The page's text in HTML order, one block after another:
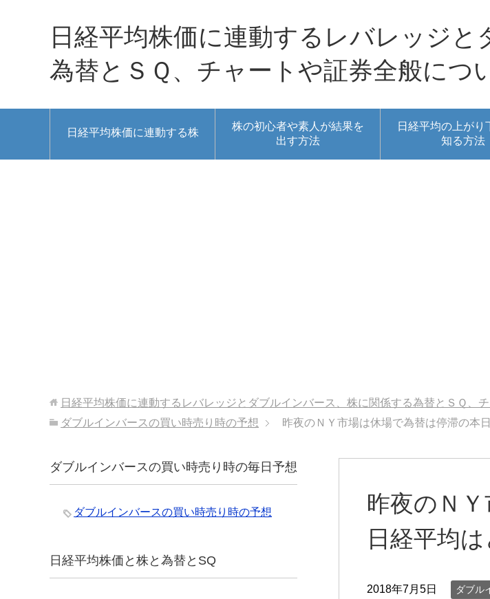
日経平均株価に連動するレバレッジ
為替とＳＱ、チャートや証券全般につ
日経平均株価に連動する株
株の初心者や素人が結果を
出す方法
日経平均の上がり
知る方法
日経平均株価に連動するレバレッジとダブルインバース、株に関係する為替とＳＱ、
ダブルインバースの買い時売り時の予想
昨夜のＮＹ市場は休場で為替は停滞の本
昨夜のＮ
日経平均
2018年7月5日 ダブル
ダブルインバースの買い時売り時の毎日予想
ダブルインバースの買い時売り時の予想
日経平均株価と株と為替とSQ